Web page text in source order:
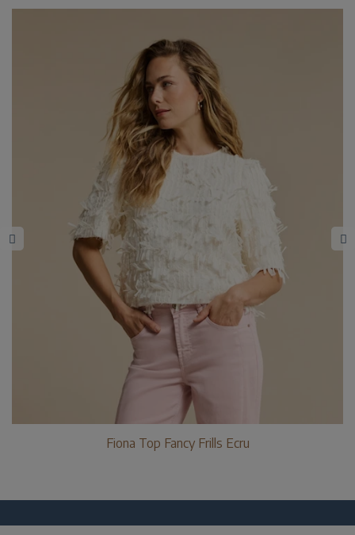
Fiona Top Fancy Frills Ecru